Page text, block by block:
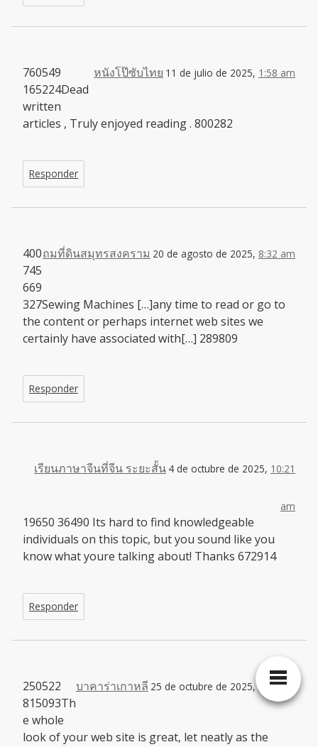
หนังโป๊ซับไทย 11 de julio de 2025, 1:58 am
760549
165224Dead
written
articles , Truly enjoyed reading . 800282
Responder
ถมที่ดินสมุทรสงคราม 20 de agosto de 2025, 8:32 am
400
745
669
327Sewing Machines […]any time to read or go to
the content or perhaps internet web sites we
certainly have associated with[…] 289809
Responder
เรียนภาษาจีนที่จีน ระยะสั้น 4 de octubre de 2025, 10:21
am
19650 36490 Its hard to find knowledgeable
individuals on this topic, but you sound like you
know what youre talking about! Thanks 672914
Responder
บาคาร่าเกาหลี 25 de octubre de 2025, 3:47 am
250522
815093Th
e whole
look of your web site is great, let neatly as the